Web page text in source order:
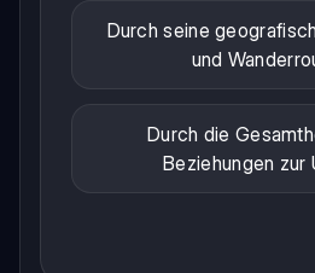
Durch seine
und
Durch die
Beziehungen zur